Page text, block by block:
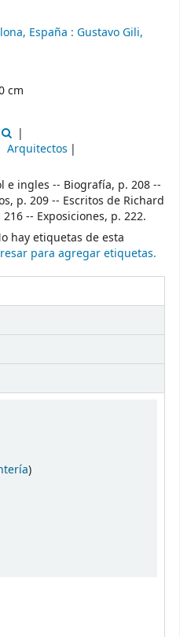
España : Gustavo Gili,
cm
Arquitectos
e ingles -- Biografía, p. 208 --
p. 209 -- Escritos de Richard
-- Exposiciones, p. 222.
hay etiquetas de esta
para agregar etiquetas.
(Abre debajo)
)